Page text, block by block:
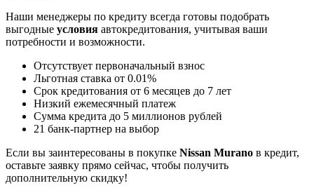
Наши менеджеры по кредиту всегда готовы подобрать
выгодные условия автокредитования, учитывая ваши
потребности и возможности.
Отсутствует первоначальный взнос
Льготная ставка от 0.01%
Срок кредитования от 6 месяцев до 7 лет
Низкий ежемесячный платеж
Сумма кредита до 5 миллионов рублей
21 банк-партнер на выбор
Если вы заинтересованы в покупке Nissan Murano в кредит,
оставьте заявку прямо сейчас, чтобы получить
дополнительную скидку!